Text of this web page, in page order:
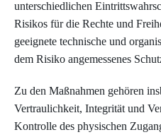
unterschiedlichen
Risikos für die Rechte und
geeignete technische und
dem Risiko angemessenes
Zu den Maßnahmen gehören
Vertraulichkeit, Integrität und
Kontrolle des physischen